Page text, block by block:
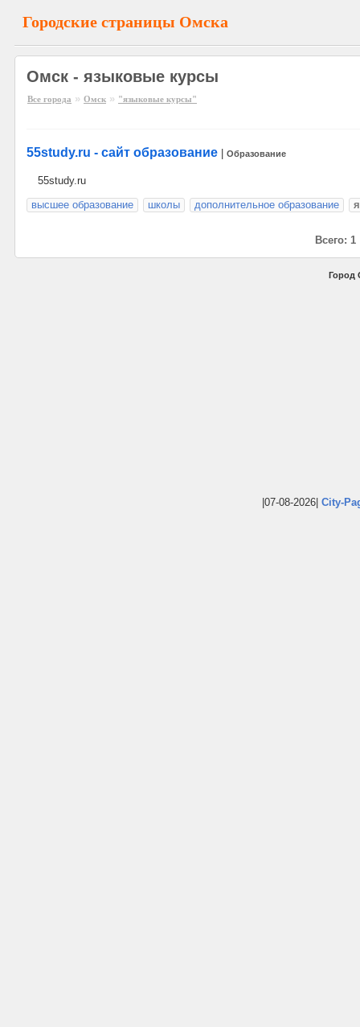
Городские страницы Омска
Омск - языковые курсы
Все города » Омск » "языковые курсы"
55study.ru - сайт образование Образование
55study.ru
высшее образование
школы дополнительное образование
Всего: 1
Город
|07-08-2026| City-